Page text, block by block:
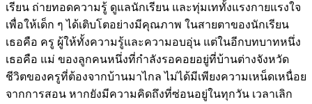
เรียน ถ่ายทอดความรู้ ดูแลนักเรียน และทุ่มเททั้งแรงกายแรงใจ
เพื่อให้เด็ก ๆ ได้เติบโตอย่างมีคุณภาพ ในสายตาของนักเรียน
เธอคือ ครู ผู้ให้ทั้งความรู้และความอบอุ่น แต่ในอีกบทบาทหนึ่ง
เธอคือ แม่ ของลูกคนหนึ่งที่กำลังรอคอยอยู่ที่บ้านต่างจังหวัด
ชีวิตของครูที่ต้องจากบ้านมาไกล ไม่ได้มีเพียงความเหน็ดเหนื่อย
จากการสอน หากยังมีความคิดถึงที่ซ่อนอยู่ในทุกวัน เวลาเลิก